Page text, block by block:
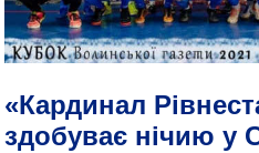
«Кардинал
здобуває нічию у